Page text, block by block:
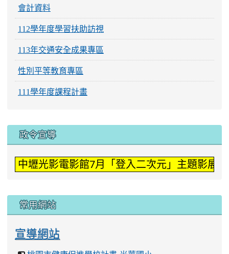
會計資料
112學年度學習扶助訪視
113年交通安全成果專區
性別平等教育專區
111學年度課程計畫
政令宣導
中壢光影電影館7月「登入二次元」主題影展。
常用網站
宣導網站